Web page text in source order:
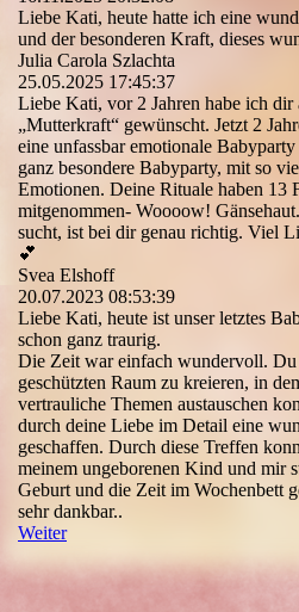
Liebe Kati, heute hatte ich eine
und der besonderen Kraft, dieses
Julia Carola Szlachta
25.05.2025 17:45:37
Liebe Kati, vor 2 Jahren habe ich dir
„Mutterkraft“ gewünscht. Jetzt 2
eine unfassbar emotionale
ganz besondere Babyparty, mit so
Emotionen. Deine Rituale haben 13
mitgenommen- Woooow!
sucht, ist bei dir genau richtig. Viel
💕
Svea Elshoff
20.07.2023 08:53:39
Liebe Kati, heute ist unser letztes
schon ganz traurig.
Die Zeit war einfach wundervoll. Du
geschützten Raum zu kreieren, in
vertrauliche Themen austauschen
durch deine Liebe im Detail eine
geschaffen. Durch diese Treffen
meinem ungeborenen Kind und mir
Geburt und die Zeit im Wochenbett
sehr dankbar..
Weiter